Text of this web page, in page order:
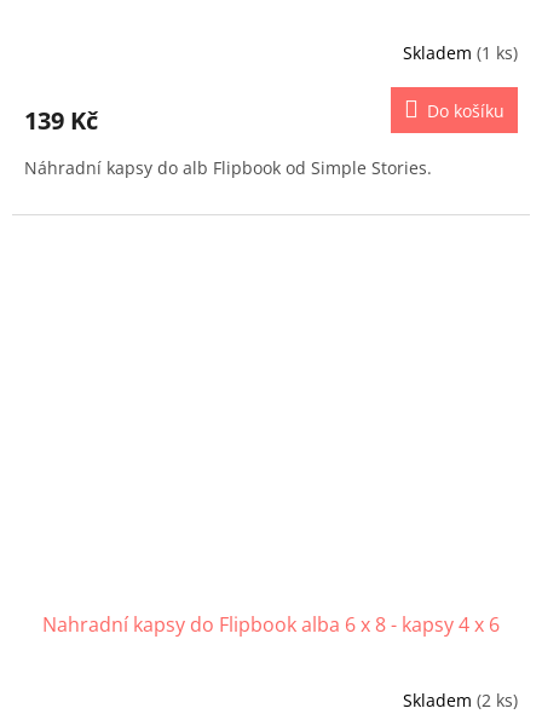
Skladem (1 ks)
139 Kč Do košíku
Náhradní kapsy do alb Flipbook od Simple Stories.
Nahradní kapsy do Flipbook alba 6 x 8 - kapsy 4 x 6
Skladem (2 ks)